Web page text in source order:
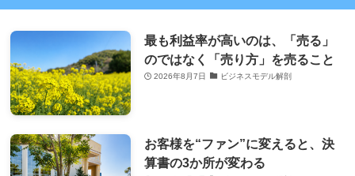
最も利益率が高いのは、「売る」
のではなく「売り方」を売ること
2026年8月7日 ビジネスモデル解剖
お客様を“ファン”に変えると、決
算書の3か所が変わる